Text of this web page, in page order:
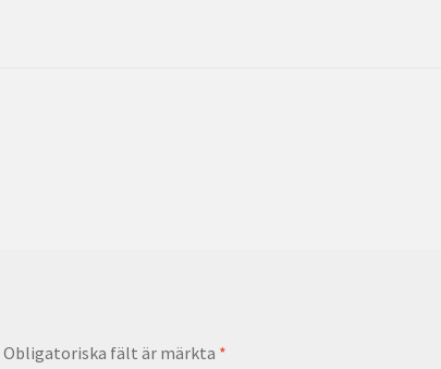
Obligatoriska fält är märkta *